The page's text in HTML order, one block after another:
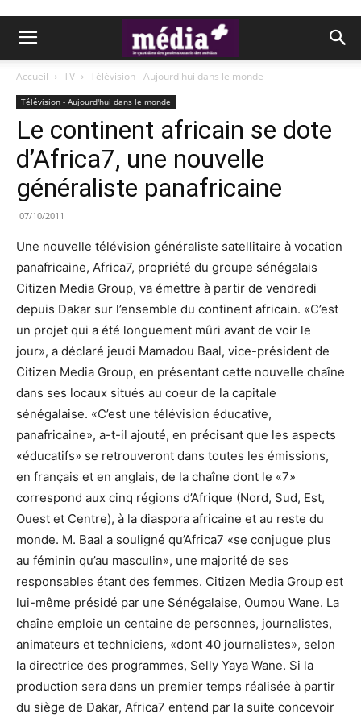
Accueil TV Télévision - Aujourd'hui dans le monde
Télévision - Aujourd'hui dans le monde
Le continent africain se dote
d’Africa7, une nouvelle
généraliste panafricaine
07/10/2011
Une nouvelle télévision généraliste satellitaire à vocation
panafricaine, Africa7, propriété du groupe sénégalais
Citizen Media Group, va émettre à partir de vendredi
depuis Dakar sur l’ensemble du continent africain. «C’est
un projet qui a été longuement mûri avant de voir le
jour», a déclaré jeudi Mamadou Baal, vice-président de
Citizen Media Group, en présentant cette nouvelle chaîne
dans ses locaux situés au coeur de la capitale
sénégalaise. «C’est une télévision éducative,
panafricaine», a-t-il ajouté, en précisant que les aspects
«éducatifs» se retrouveront dans toutes les émissions,
en français et en anglais, de la chaîne dont le «7»
correspond aux cinq régions d’Afrique (Nord, Sud, Est,
Ouest et Centre), à la diaspora africaine et au reste du
monde. M. Baal a souligné qu’Africa7 «se conjugue plus
au féminin qu’au masculin», une majorité de ses
responsables étant des femmes. Citizen Media Group est
lui-même présidé par une Sénégalaise, Oumou Wane. La
chaîne emploie un centaine de personnes, journalistes,
animateurs et techniciens, «dont 40 journalistes», selon
la directrice des programmes, Selly Yaya Wane. Si la
production sera dans un premier temps réalisée à partir
du siège de Dakar, Africa7 entend par la suite concevoir